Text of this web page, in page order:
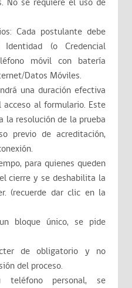
Cada postulante debe
(o Credencial
móvil con batería
Datos Móviles.
una duración efectiva
al formulario. Este
la resolución de la prueba
previo de acreditación,
para quienes queden
cierre y se deshabilita la
(recuerde dar clic en la
bloque único, se pide
de obligatorio y no
del proceso.
personal, se